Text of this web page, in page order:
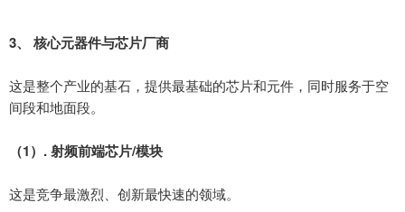
3、 核心元器件与芯片厂商
这是整个产业的基石，提供最基础的芯片和元件，同时服务于空
间段和地面段。
（1） .射频前端芯片/模块
这是竞争最激烈、创新最快速的领域。